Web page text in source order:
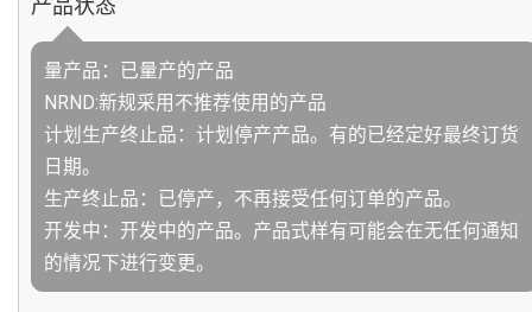
产品状态
量产品：已量产的产品
NRND:新规采用不推荐使用的产品
计划生产终止品：计划停产产品。有的已经定好最终订货
日期。
生产终止品：已停产，不再接受任何订单的产品。
开发中：开发中的产品。产品式样有可能会在无任何通知
的情况下进行变更。